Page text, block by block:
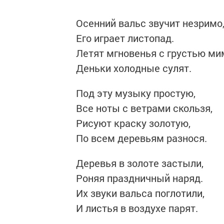
Осенний вальс звучит незримо,
Его играет листопад.
Летят мгновенья с грустью
Деньки холодные сулят.
Под эту музыку простую,
Все ноты с ветрами скользя,
Рисуют краску золотую,
По всем деревьям разнося.
Деревья в золоте застыли,
Роняя праздничный наряд.
Их звуки вальса поглотили,
И листья в воздухе парят.